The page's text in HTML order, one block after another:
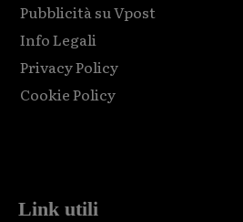
Pubblicità su Vpost
Info Legali
Privacy Policy
Cookie Policy
Link utili